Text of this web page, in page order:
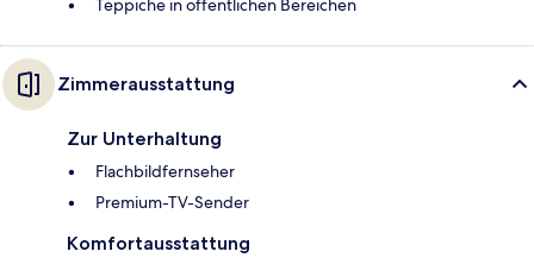
Teppiche in öffentlichen Bereichen
Zimmerausstattung
Zur Unterhaltung
Flachbildfernseher
Premium-TV-Sender
Komfortausstattung